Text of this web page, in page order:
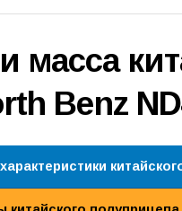
масса
Benz